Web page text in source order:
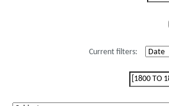
Current filters: